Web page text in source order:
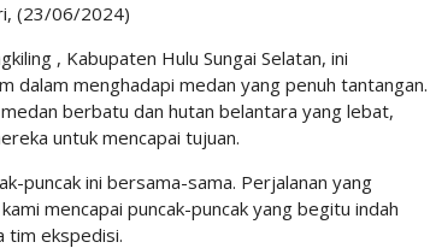
(23/06/2024)
, Kabupaten Hulu Sungai Selatan, ini
dalam menghadapi medan yang penuh tantangan.
berbatu dan hutan belantara yang lebat,
untuk mencapai tujuan.
puncak ini bersama-sama. Perjalanan yang
mencapai puncak-puncak yang begitu indah
tim ekspedisi.